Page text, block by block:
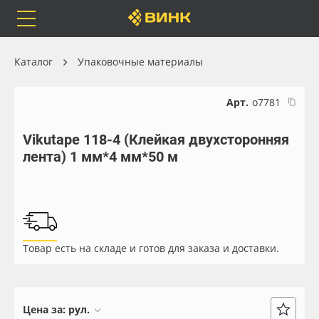
Каталог
Бренды
Доставка
Весь каталог
Самоклеящиеся плёнки
Листовые материалы
Каталог Упаковочные материалы
Арт. о7781
Vikutape 118-4 (Клейкая двухсторонняя
лента) 1 мм*4 мм*50 м
Товар есть на складе и готов для заказа и доставки.
Цена за: рул.